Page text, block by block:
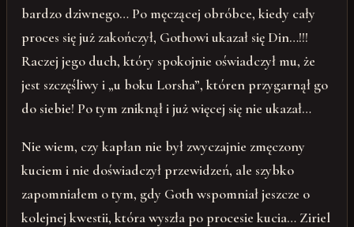
bardzo dziwnego… Po męczącej obróbce, kiedy cały
proces się już zakończył, Gothowi ukazał się Din…!!!
Raczej jego duch, który spokojnie oświadczył mu, że
jest szczęśliwy i „u boku Lorsha”, któren przygarnął go
do siebie! Po tym zniknął i już więcej się nie ukazał…
Nie wiem, czy kapłan nie był zwyczajnie zmęczony
kuciem i nie doświadczył przewidzeń, ale szybko
zapomniałem o tym, gdy Goth wspomniał jeszcze o
kolejnej kwestii, która wyszła po procesie kucia… Ziriel